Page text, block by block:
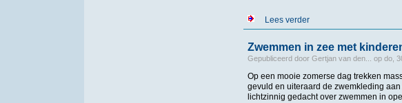
Lees verderover Populaire clinics
Zwemmen in zee met
Gepubliceerd door Gertjan van den... op do,
Op een mooie zomerse dag trekken
gevuld en uiteraard de zwemkleding
lichtzinnig gedacht over zwemmen in